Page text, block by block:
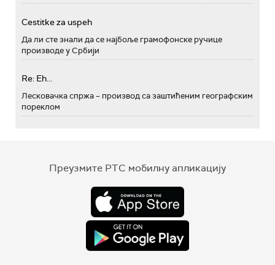
Cestitke za uspeh
Да ли сте знали да се најбоље грамофонске ручице
производе у Србији
Re: Eh...
Лесковачка спржа – производ са заштићеним географским
пореклом
Преузмите РТС мобилну апликацију